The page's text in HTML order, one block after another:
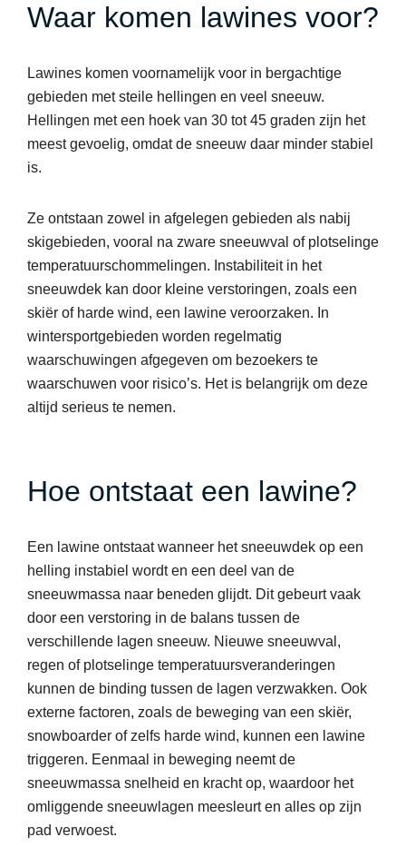
Waar komen lawines voor?
Lawines komen voornamelijk voor in bergachtige
gebieden met steile hellingen en veel sneeuw.
Hellingen met een hoek van 30 tot 45 graden zijn het
meest gevoelig, omdat de sneeuw daar minder stabiel
is.
Ze ontstaan zowel in afgelegen gebieden als nabij
skigebieden, vooral na zware sneeuwval of plotselinge
temperatuurschommelingen. Instabiliteit in het
sneeuwdek kan door kleine verstoringen, zoals een
skiër of harde wind, een lawine veroorzaken. In
wintersportgebieden worden regelmatig
waarschuwingen afgegeven om bezoekers te
waarschuwen voor risico’s. Het is belangrijk om deze
altijd serieus te nemen.
Hoe ontstaat een lawine?
Een lawine ontstaat wanneer het sneeuwdek op een
helling instabiel wordt en een deel van de
sneeuwmassa naar beneden glijdt. Dit gebeurt vaak
door een verstoring in de balans tussen de
verschillende lagen sneeuw. Nieuwe sneeuwval,
regen of plotselinge temperatuursveranderingen
kunnen de binding tussen de lagen verzwakken. Ook
externe factoren, zoals de beweging van een skiër,
snowboarder of zelfs harde wind, kunnen een lawine
triggeren. Eenmaal in beweging neemt de
sneeuwmassa snelheid en kracht op, waardoor het
omliggende sneeuwlagen meesleurt en alles op zijn
pad verwoest.